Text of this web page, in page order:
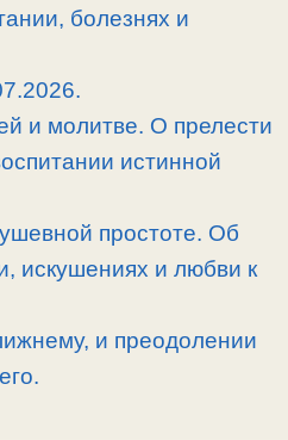
болезнях и
и молитве. О прелести
истинной
простоте. Об
искушениях и любви к
и преодолении